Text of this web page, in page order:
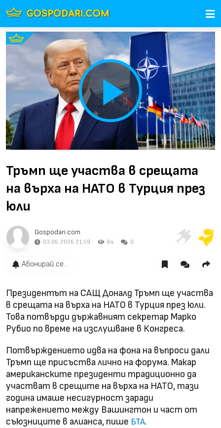
Play
Video
Тръмп ще участва в срещата
на върха на НАТО в Турция през
юли
Gospodari.com
03.06.2026 21:59 64 0
Абонирай се...
Президентът на САЩ Доналд Тръмп ще участва
в срещата на върха на НАТО в Турция през юли.
Това потвърди държавният секретар Марко
Рубио по време на изслушване в Конгреса.
Потвърждението идва на фона на въпроси дали
Тръмп ще присъства лично на форума. Макар
американските президенти традиционно да
участват в срещите на върха на НАТО, тази
година имаше несигурност заради
напрежението между Вашингтон и част от
съюзниците в алианса, пише БТА.